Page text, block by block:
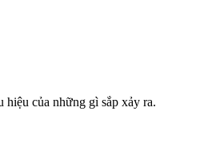
hiệu của những gì sắp xảy ra.